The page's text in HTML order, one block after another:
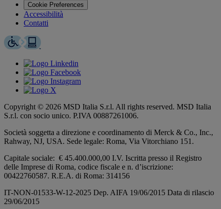
Cookie Preferences
Accessibilità
Contatti
Copyright © 2026 MSD Italia S.r.l. All rights reserved. MSD Italia
S.r.l. con socio unico. P.IVA 00887261006.
Società soggetta a direzione e coordinamento di Merck & Co., Inc.,
Rahway, NJ, USA. Sede legale: Roma, Via Vitorchiano 151.
Capitale sociale: € 45.400.000,00 I.V. Iscritta presso il Registro
delle Imprese di Roma, codice fiscale e n. d’iscrizione:
00422760587. R.E.A. di Roma: 314156
IT-NON-01533-W-12-2025 Dep. AIFA 19/06/2015 Data di rilascio
29/06/2015